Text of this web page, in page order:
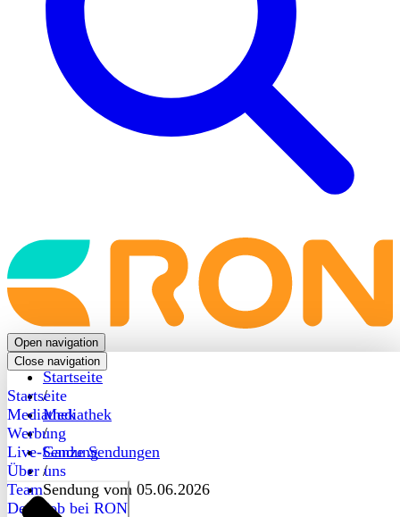
Back
to
frontpage
Open navigation
Close navigation
Startseite
Mediathek
Werbung
Live-Sendung
Über uns
Team
Dein Job bei RON
Startseite
/
Mediathek
/
Ganze Sendungen
/
Sendung vom 05.06.2026